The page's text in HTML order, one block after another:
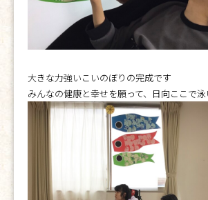
大きな力強いこいのぼりの完成です
みんなの健康と幸せを願って、日向ここで